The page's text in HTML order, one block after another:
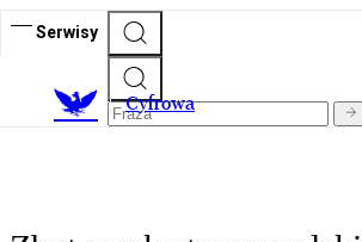
Serwisy
Cyfrowa